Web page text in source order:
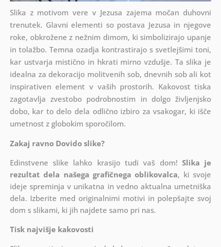
Slika z motivom vere v Jezusa zajema močan duhovni
trenutek. Glavni elementi so postava Jezusa in njegove
roke, obkrožene z nežnim dimom, ki simbolizirajo upanje
in tolažbo. Temna ozadja kontrastirajo s svetlejšimi toni,
kar ustvarja mistično in hkrati mirno vzdušje. Ta slika je
idealna za dekoracijo molitvenih sob, dnevnih sob ali kot
inspirativen element v vaših prostorih. Kakovost tiska
zagotavlja zvestobo podrobnostim in dolgo življenjsko
dobo, kar to delo dela odlično izbiro za vsakogar, ki išče
umetnost z globokim sporočilom.
Zakaj ravno Dovido slike?
Edinstvene slike lahko krasijo tudi vaš dom! Slika je
rezultat dela našega grafičnega oblikovalca, ki svoje
ideje spreminja v unikatna in vedno aktualna umetniška
dela. Izberite med originalnimi motivi in polepšajte svoj
dom s slikami, ki jih najdete samo pri nas.
Tisk najvišje kakovosti